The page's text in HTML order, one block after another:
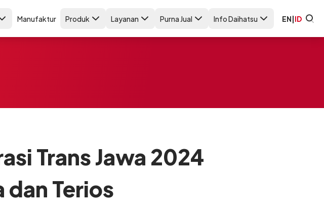
Manufaktur Produk Layanan Purna Jual Info Daihatsu EN|ID
Trans Jawa 2024
dan Terios